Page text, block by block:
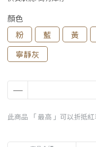
顏色
粉
藍 黃
寧靜灰
此商品 「 最高 」可以折抵紅